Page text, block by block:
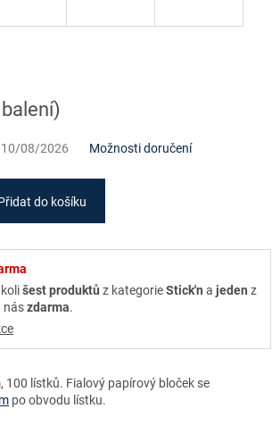
10/08/2026 Možnosti doručení
do košíku
šest produktů z kategorieStick'n a jeden z
nászdarma.
100 lístků. Fialový papírový bloček se
po obvodu lístku.